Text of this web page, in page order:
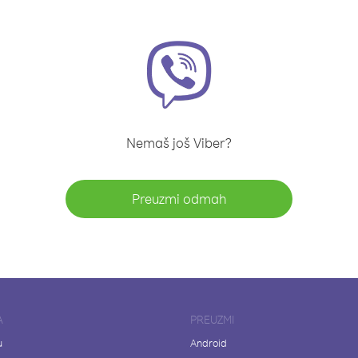
Nemaš još Viber?
Preuzmi odmah
PREUZMI
Android